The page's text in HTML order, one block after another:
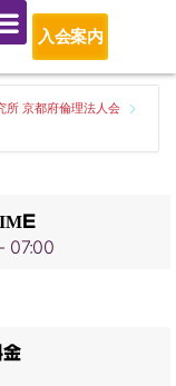
入会案内
所 京都府倫理法人会
07:00
金